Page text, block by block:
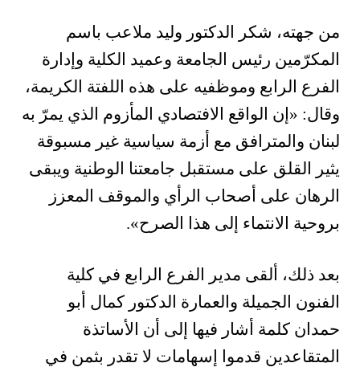
من جهته، شكر الدكتور وليد ملاعب باسم
المكرّمين رئيس الجامعة وعميد الكلية وإدارة
الفرع الرابع وموظفيه على هذه اللفتة الكريمة،
وقال: «إن الواقع الافتصادي المأزوم الذي يمرّ به
لبنان والمترافق مع أزمة سياسية غير مسبوقة
يثير القلق على مستقبل جامعتنا الوطنية ويبقى
الرهان على أصحاب الرأي والموقف المعزز
بروحية الانتماء إلى هذا الصرح».
بعد ذلك، ألقى مدير الفرع الرابع في كلية
الفنون الجميلة والعمارة الدكتور كمال أبو
حمدان كلمة أشار فيها إلى أن الأساتذة
المتقاعدين قدموا إسهامات لا تقدر بثمن في